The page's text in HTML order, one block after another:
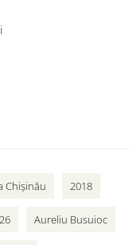
Chișinău 2018
Aureliu Busuioc